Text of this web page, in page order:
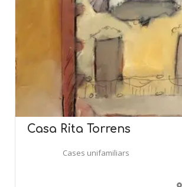
Casa Rita Torrens
Cases unifamiliars